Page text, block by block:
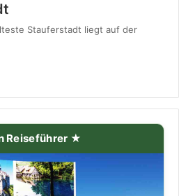
Stauferstadt liegt auf der
Reiseführer ★